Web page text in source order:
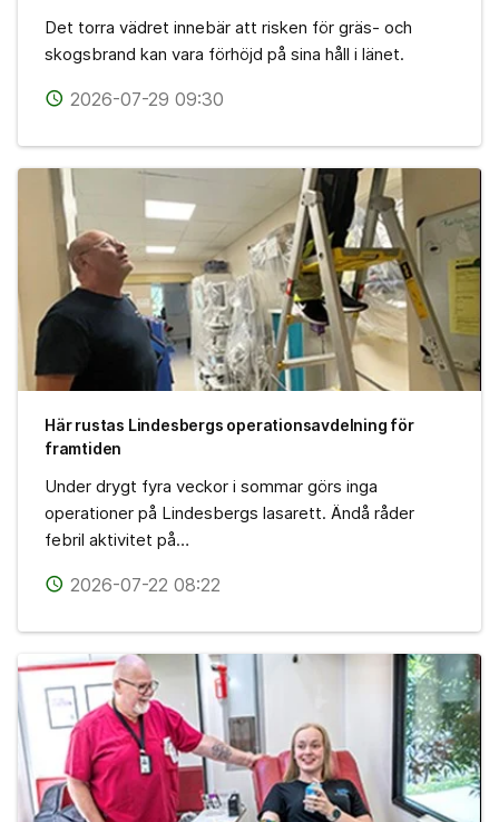
Det torra vädret innebär att risken för gräs- och
skogsbrand kan vara förhöjd på sina håll i länet.
access_time 2026-07-29 09:30
Här rustas Lindesbergs operationsavdelning för
framtiden
Under drygt fyra veckor i sommar görs inga
operationer på Lindesbergs lasarett. Ändå råder
febril aktivitet på…
access_time 2026-07-22 08:22